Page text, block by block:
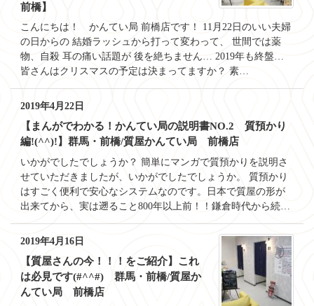
前橋】
こんにちは！ かんてい局 前橋店です！ 11月22日のいい夫婦
の日からの 結婚ラッシュから打って変わって、 世間では薬
物、自殺 耳の痛い話題が 後を絶ちません… 2019年も終盤…
皆さんはクリスマスの予定は決まってますか？ 素…
2019年4月22日
【まんがでわかる！かんてい局の説明書NO.2 質預かり
編!(^^)!】群馬・前橋/質屋かんてい局 前橋店
いかがでしたでしょうか？ 簡単にマンガで質預かりを説明さ
せていただきましたが、いかがでしたでしょうか。 質預かり
はすごく便利で安心なシステムなのです。日本で質屋の形が
出来てから、実は遡ること800年以上前！！鎌倉時代から続…
2019年4月16日
【質屋さんの今！！！をご紹介】これ
は必見です(#^^#) 群馬・前橋/質屋か
んてい局 前橋店